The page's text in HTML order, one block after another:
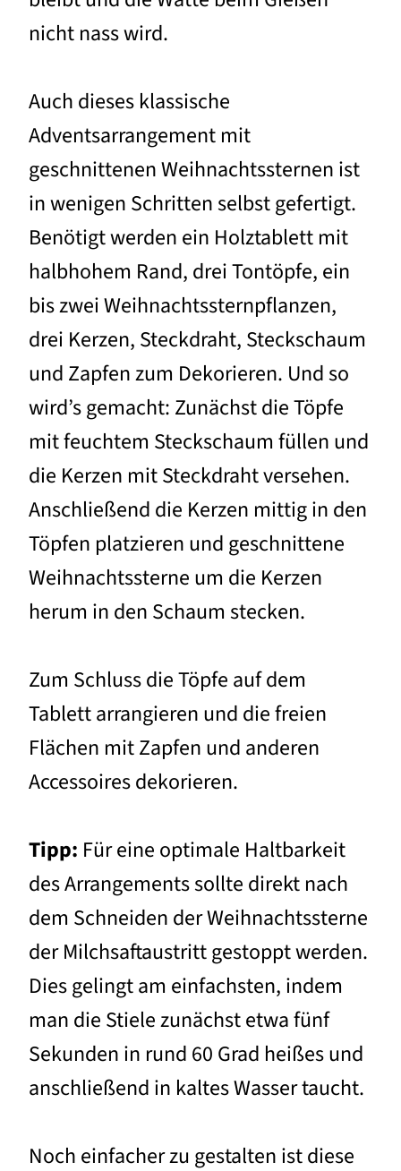
nicht nass wird.
Auch dieses klassische
Adventsarrangement mit
geschnittenen Weihnachtssternen ist
in wenigen Schritten selbst gefertigt.
Benötigt werden ein Holztablett mit
halbhohem Rand, drei Tontöpfe, ein
bis zwei Weihnachtssternpflanzen,
drei Kerzen, Steckdraht, Steckschaum
und Zapfen zum Dekorieren. Und so
wird’s gemacht: Zunächst die Töpfe
mit feuchtem Steckschaum füllen und
die Kerzen mit Steckdraht versehen.
Anschließend die Kerzen mittig in den
Töpfen platzieren und geschnittene
Weihnachtssterne um die Kerzen
herum in den Schaum stecken.
Zum Schluss die Töpfe auf dem
Tablett arrangieren und die freien
Flächen mit Zapfen und anderen
Accessoires dekorieren.
Tipp: Für eine optimale Haltbarkeit
des Arrangements sollte direkt nach
dem Schneiden der Weihnachtssterne
der Milchsaftaustritt gestoppt werden.
Dies gelingt am einfachsten, indem
man die Stiele zunächst etwa fünf
Sekunden in rund 60 Grad heißes und
anschließend in kaltes Wasser taucht.
Noch einfacher zu gestalten ist diese